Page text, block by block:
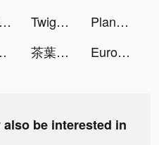
tiktok ads Twig - Your Bank of Things tiktok ads
PlantIn: Plant Identifier tiktok ads
ads 茶葉蛋大冒險——燒腦解謎遊戲 tiktok ads Europe 1 tiktok ads
be interested in